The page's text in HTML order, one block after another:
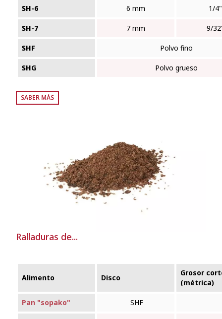
SH-6 6 mm 1/4"
SH-7 7 mm 9/
SHF Polvo fino
SHG Polvo grueso
SABER MÁS
Ralladuras de...
Alimento Disco
Grosor
(métrica)
Pan "sopako" SHF